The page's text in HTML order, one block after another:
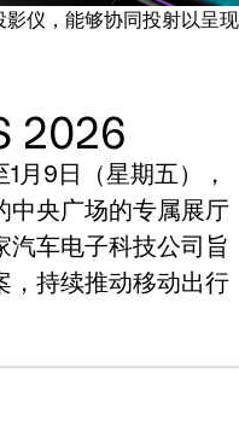
仪，能够协同投射以呈现
2026
月9日（星期五），
中央广场的专属展厅
汽车电子科技公司旨
，持续推动移动出行